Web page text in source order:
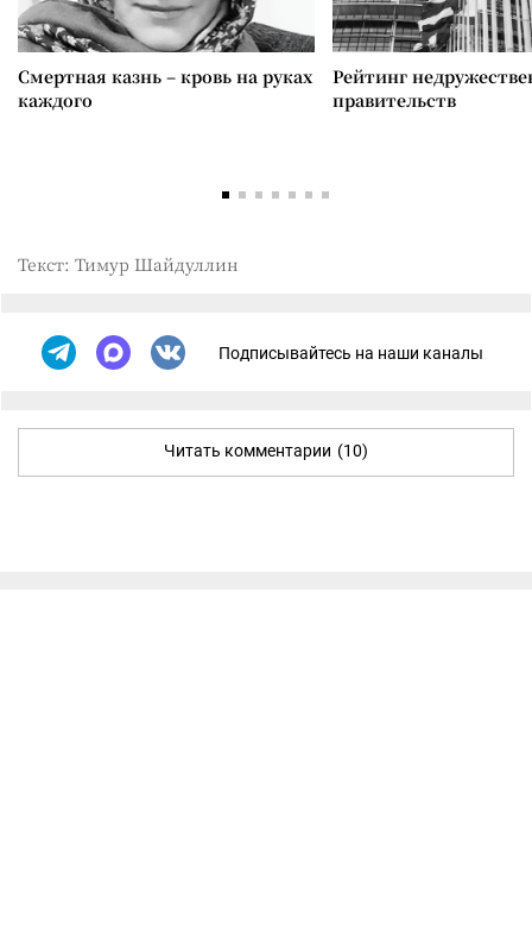
Смертная казнь – кровь на руках
каждого
Рейтинг
правительств
Текст: Тимур Шайдуллин
Подписывайтесь на наши каналы
Читать комментарии (10)